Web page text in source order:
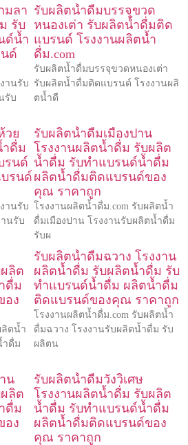
มลา
รับ
ด์น้ำ
ด์
านรับ
รับ
รับผลิตน้ำดื่มบรรจุขวด
หนองเต่า รับผลิตน้ำดื่มติด
แบรนด์ โรงงานผลิตน้ำ
ดื่ม.com
รับผลิตน้ำดื่มบรรจุขวดหนองเต่า
รับผลิตน้ำดื่มติดแบรนด์ โรงงานผลิ
ตน้ำดื
วย
ำดื่ม
รนด์
รนด์
านรับ
นรับ
รับผลิตน้ำดื่มเมืองปาน
โรงงานผลิตน้ำดื่ม รับผลิต
น้ำดื่ม รับทำแบรนด์น้ำดื่ม
ผลิตน้ำดื่มติดแบรนด์ของ
คุณ ราคาถูก
โรงงานผลิตน้ำดื่ม.com รับผลิตน้ำ
ดื่มเมืองปาน โรงงานรับผลิตน้ำดื่ม
รับผ
ลิต
ดื่ม
อง
ลิตน้ำ
ำดื่ม
รับผลิตน้ำดื่มฉวาง โรงงาน
ผลิตน้ำดื่ม รับผลิตน้ำดื่ม รับ
ทำแบรนด์น้ำดื่ม ผลิตน้ำดื่ม
ติดแบรนด์ของคุณ ราคาถูก
โรงงานผลิตน้ำดื่ม.com รับผลิตน้ำ
ดื่มฉวาง โรงงานรับผลิตน้ำดื่ม รับ
ผลิตน
น
ลิต
ดื่ม
อง
รับผลิตน้ำดื่มวังวิเศษ
โรงงานผลิตน้ำดื่ม รับผลิต
น้ำดื่ม รับทำแบรนด์น้ำดื่ม
ผลิตน้ำดื่มติดแบรนด์ของ
คุณ ราคาถูก